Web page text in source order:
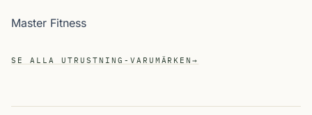
Master Fitness
SE ALLA UTRUSTNING-VARUMÄRKEN→